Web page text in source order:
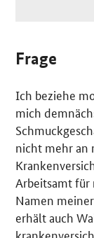
Frage
Ich beziehe
mich
nicht mehr an
Arbeitsamt für
Namen
erhält auch